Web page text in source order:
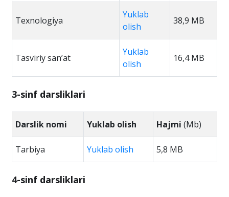
Texnologiya
Yuklab
olish
38,9 MB
Tasviriy san’at
Yuklab
olish
16,4 MB
3-sinf darsliklari
Darslik nomi Yuklab olish Hajmi (Mb)
Tarbiya Yuklab olish 5,8 MB
4-sinf darsliklari